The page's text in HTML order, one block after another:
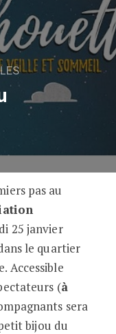
mercredi !
pas au
25 janvier
le quartier
Accessible
(à
sera
bijou du